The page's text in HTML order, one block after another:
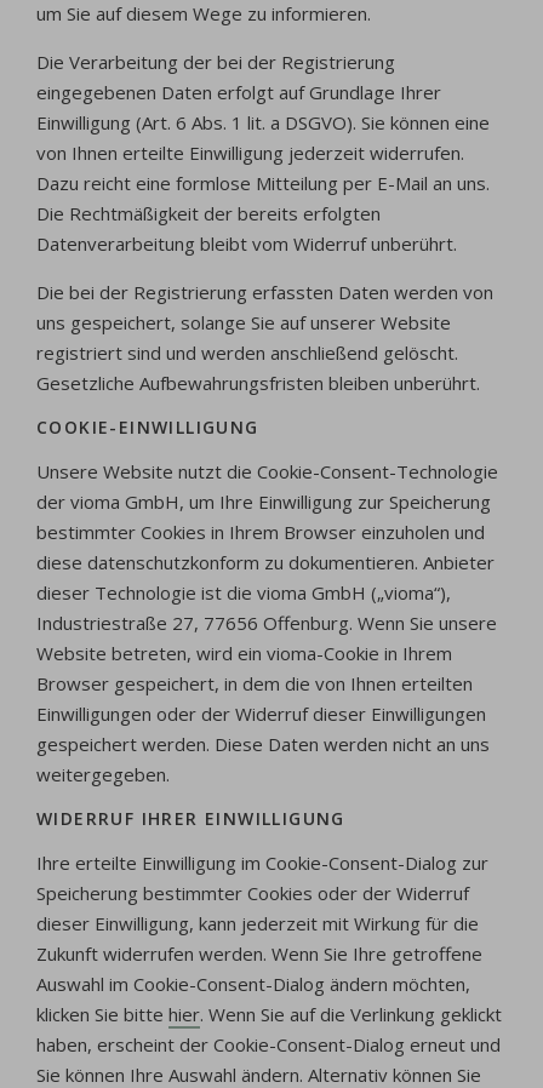
um Sie auf diesem Wege zu informieren.
Die Verarbeitung der bei der Registrierung
eingegebenen Daten erfolgt auf Grundlage Ihrer
Einwilligung (Art. 6 Abs. 1 lit. a DSGVO). Sie können eine
von Ihnen erteilte Einwilligung jederzeit widerrufen.
Dazu reicht eine formlose Mitteilung per E-Mail an uns.
Die Rechtmäßigkeit der bereits erfolgten
Datenverarbeitung bleibt vom Widerruf unberührt.
Die bei der Registrierung erfassten Daten werden von
uns gespeichert, solange Sie auf unserer Website
registriert sind und werden anschließend gelöscht.
Gesetzliche Aufbewahrungsfristen bleiben unberührt.
COOKIE-EINWILLIGUNG
Unsere Website nutzt die Cookie-Consent-Technologie
der vioma GmbH, um Ihre Einwilligung zur Speicherung
bestimmter Cookies in Ihrem Browser einzuholen und
diese datenschutzkonform zu dokumentieren. Anbieter
dieser Technologie ist die vioma GmbH („vioma“),
Industriestraße 27, 77656 Offenburg. Wenn Sie unsere
Website betreten, wird ein vioma-Cookie in Ihrem
Browser gespeichert, in dem die von Ihnen erteilten
Einwilligungen oder der Widerruf dieser Einwilligungen
gespeichert werden. Diese Daten werden nicht an uns
weitergegeben.
WIDERRUF IHRER EINWILLIGUNG
Ihre erteilte Einwilligung im Cookie-Consent-Dialog zur
Speicherung bestimmter Cookies oder der Widerruf
dieser Einwilligung, kann jederzeit mit Wirkung für die
Zukunft widerrufen werden. Wenn Sie Ihre getroffene
Auswahl im Cookie-Consent-Dialog ändern möchten,
klicken Sie bitte hier. Wenn Sie auf die Verlinkung geklickt
haben, erscheint der Cookie-Consent-Dialog erneut und
Sie können Ihre Auswahl ändern. Alternativ können Sie